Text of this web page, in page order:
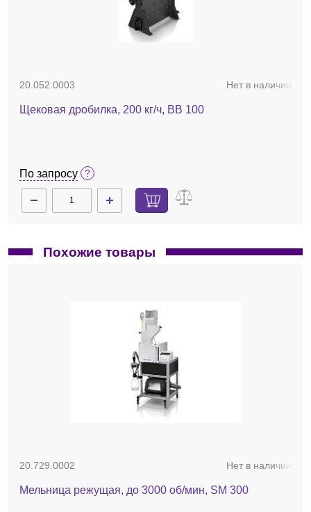
20.052.0003 Нет в наличии
Щековая дробилка, 200 кг/ч, BB 100
По запросу
Похожие товары
20.729.0002 Нет в наличии
Мельница режущая, до 3000 об/мин, SM 300